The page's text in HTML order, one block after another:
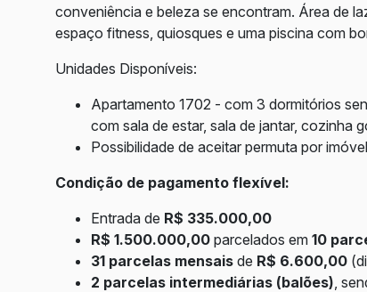
conveniência e beleza se encontram. Área de
espaço fitness, quiosques e uma piscina com
Unidades Disponíveis:
Apartamento 1702 - com 3 dormitórios
com sala de estar, sala de jantar, cozinha
Possibilidade de aceitar permuta por
Condição de pagamento flexível:
Entrada de R$ 335.000,00
R$ 1.500.000,00 parcelados em 10
31 parcelas mensais de R$ 6.600,00
2 parcelas intermediárias (balões),